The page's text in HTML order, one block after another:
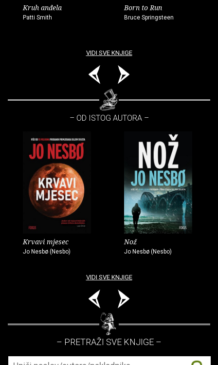
Kruh anđela
Patti Smith
Born to Run
Bruce Springsteen
VIDI SVE KNJIGE
– OD ISTOG AUTORA –
Krvavi mjesec
Jo Nesbø (Nesbo)
Nož
Jo Nesbø (Nesbo)
VIDI SVE KNJIGE
– PRETRAŽI SVE KNJIGE –